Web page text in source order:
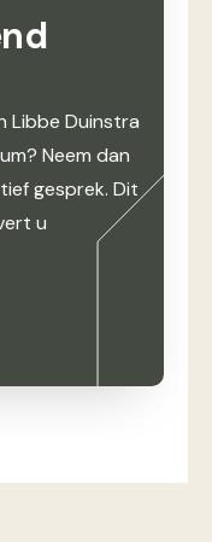
Libbe Duinstra
Neem dan
gesprek. Dit
u